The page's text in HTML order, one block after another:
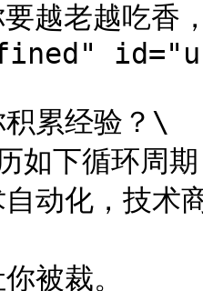
越老越吃香
积累经验？\
如下循环周
动化，技术
被裁。